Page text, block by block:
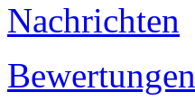
Nachrichten
Bewertungen